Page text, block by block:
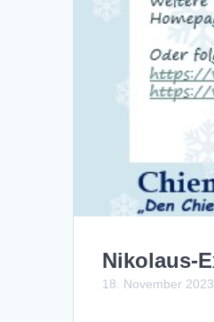
Nikolaus-
18. November 2023